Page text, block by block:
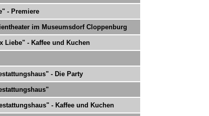
- Premiere
im Museumsdorf Cloppenburg
Liebe" - Kaffee und Kuchen
- Die Party
- Kaffee und Kuchen